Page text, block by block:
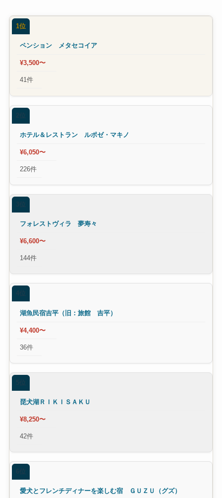
1位
ペンション メタセコイア
¥3,500〜
41件
2位
ホテル＆レストラン ルポゼ・マキノ
¥6,050〜
226件
3位
フォレストヴィラ 夢寿々
¥6,600〜
144件
4位
湖魚民宿吉平（旧：旅館 吉平）
¥4,400〜
36件
5位
琵犬湖ＲＩＫＩＳＡＫＵ
¥8,250〜
42件
6位
愛犬とフレンチディナーを楽しむ宿 ＧＵＺＵ（グズ）